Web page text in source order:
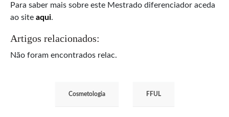
Para saber mais sobre este Mestrado diferenciador aceda
ao site aqui.
Artigos relacionados:
Não foram encontrados relac.
Cosmetologia FFUL